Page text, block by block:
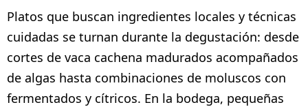
Platos que buscan ingredientes locales y técnicas
cuidadas se turnan durante la degustación: desde
cortes de vaca cachena madurados acompañados
de algas hasta combinaciones de moluscos con
fermentados y cítricos. En la bodega, pequeñas